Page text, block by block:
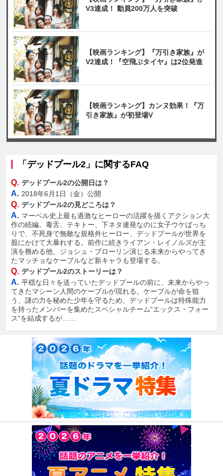
V3達成！ 動員200万人を突破
【映画ランキング】『万引き家族』が
V2達成！『空飛ぶタイヤ』は2位発進
【映画ランキング】カンヌ効果！『万
引き家族』が初登場V
「デッドプール2」に関するFAQ
Q. デッドプール2の公開日は？
A. 2018年6月1日（金）公開
Q. デッドプール2の見どころは？
A. マーベル史上最も過激なヒーローの活躍を描くアクション大
作の続編。毒舌、テキトー、下ネタ連発なのに女子ウケばっち
りで、不死身で無敵な規格外ヒーロー、デッドプールが世界を
股にかけて大暴れする。前作に続きライアン・レイノルズが主
演を務める他、ジョシュ・ブローリン演じる未来からやってき
たマッチョなケーブルなど新キャラも登場する。
Q. デッドプール2のストーリーは？
A. 平穏な日々を送っていたデッドプールの前に、未来からやっ
てきたマシーン人間のケーブルが現れる。ケーブルが命を狙
う、謎の力を秘めた少年を守るため、デッドプールは特殊能力
を持ったメンバーを集めたスペシャルチーム“エックス・フォー
ス“を結成するが……